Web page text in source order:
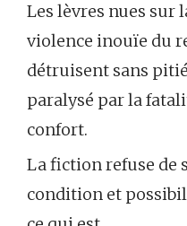
Les lèvres nues sur
violence inouïe du
détruisent sans
paralysé par la
confort.
La fiction refuse de
condition et